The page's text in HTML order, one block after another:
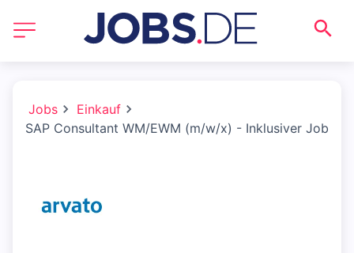
Jobs
Einkauf
SAP Consultant WM/EWM (m/w/x) - Inklusiver Job